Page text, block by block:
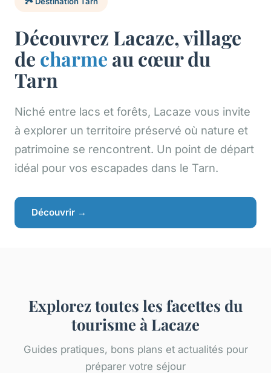
Découvrez Lacaze, village
de charme au cœur du
Tarn
Niché entre lacs et forêts, Lacaze vous invite
à explorer un territoire préservé où nature et
patrimoine se rencontrent. Un point de départ
idéal pour vos escapades dans le Tarn.
Découvrir →
Explorez toutes les facettes du
tourisme à Lacaze
Guides pratiques, bons plans et actualités pour
préparer votre séjour